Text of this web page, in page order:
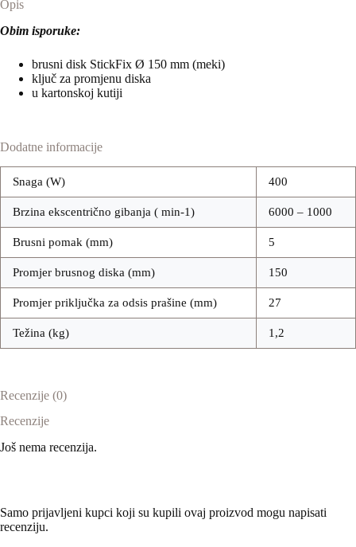
Opis
Obim isporuke:
brusni disk StickFix Ø 150 mm (meki)
ključ za promjenu diska
u kartonskoj kutiji
Dodatne informacije
Snaga (W) 400
Brzina ekscentrično gibanja ( min-1) 6000 – 1000
Brusni pomak (mm) 5
Promjer brusnog diska (mm) 150
Promjer priključka za odsis prašine (mm) 27
Težina (kg) 1,2
Recenzije (0)
Recenzije
Još nema recenzija.
Samo prijavljeni kupci koji su kupili ovaj proizvod mogu napisati
recenziju.